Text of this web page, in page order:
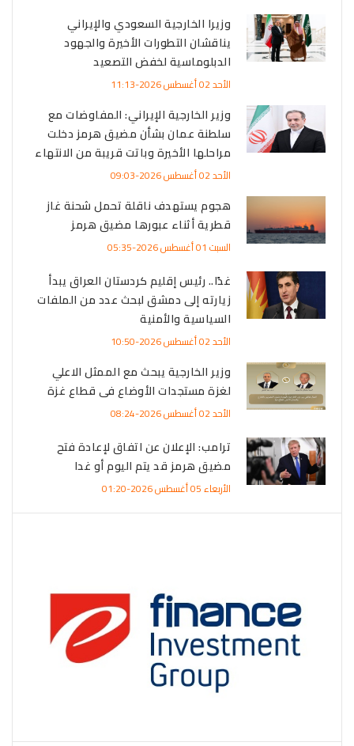
وزيرا الخارجية السعودي والإيراني
يناقشان التطورات الأخيرة والجهود
الدبلوماسية لخفض التصعيد
الأحد 02 أغسطس 2026-11:13
وزير الخارجية الإيراني: المفاوضات مع
سلطنة عمان بشأن مضيق هرمز دخلت
مراحلها الأخيرة وباتت قريبة من الانتهاء
الأحد 02 أغسطس 2026-09:03
هجوم يستهدف ناقلة تحمل شحنة غاز
قطرية أثناء عبورها مضيق هرمز
السبت 01 أغسطس 2026-05:35
غدًا.. رئيس إقليم كردستان العراق يبدأ
زيارته إلى دمشق لبحث عدد من الملفات
السياسية والأمنية
الأحد 02 أغسطس 2026-10:50
وزير الخارجية يبحث مع الممثل الاعلي
لغزة مستجدات الأوضاع فى قطاع غزة
الأحد 02 أغسطس 2026-08:24
ترامب: الإعلان عن اتفاق لإعادة فتح
مضيق هرمز قد يتم اليوم أو غدا
الأربعاء 05 أغسطس 2026-01:20